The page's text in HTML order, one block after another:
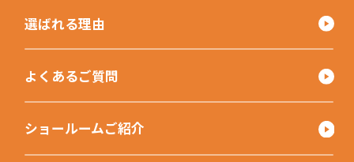
選ばれる理由
よくあるご質問
ショールームご紹介